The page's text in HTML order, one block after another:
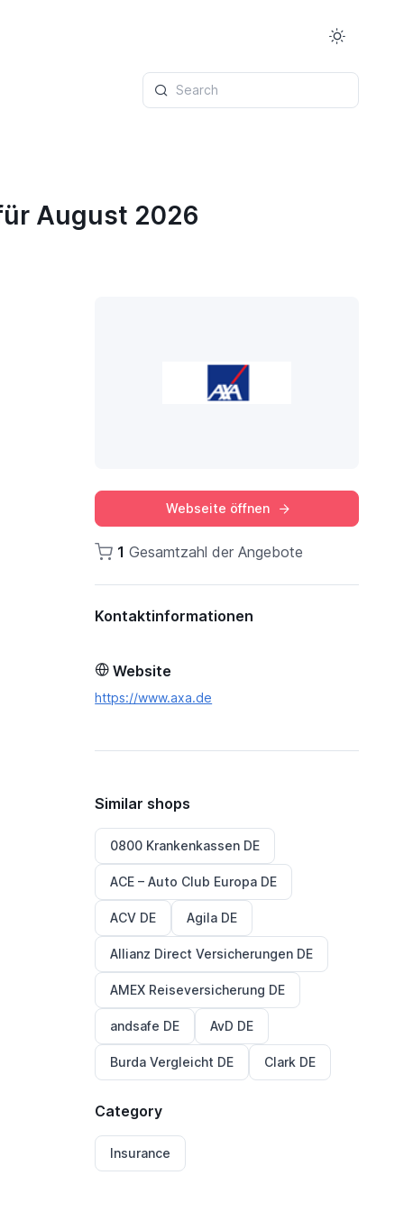
Search
August 2026
Webseite öffnen
1 Gesamtzahl der Angebote
Kontaktinformationen
Website
https://www.axa.de
Similar shops
0800 Krankenkassen DE
ACE – Auto Club Europa DE
ACV DE Agila DE
Allianz Direct Versicherungen DE
AMEX Reiseversicherung DE
andsafe DE AvD DE
Burda Vergleicht DE Clark DE
Category
Insurance